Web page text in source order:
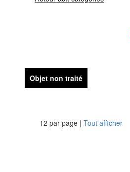
Objet non traité
12 par page | Tout afficher